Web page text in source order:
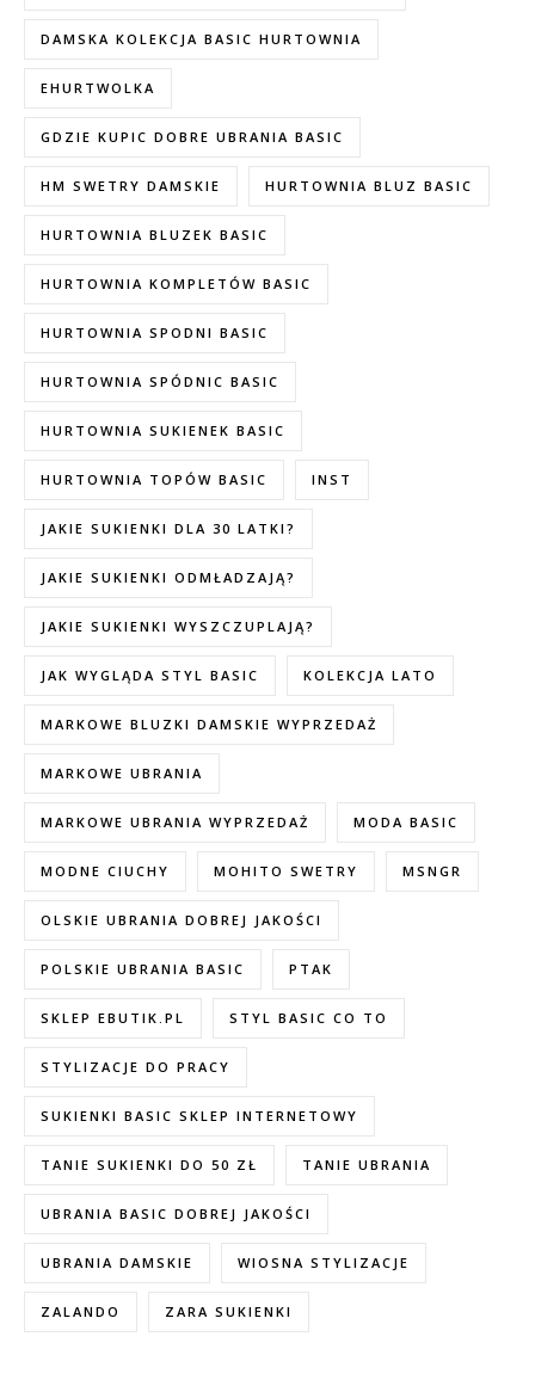
DAMSKA KOLEKCJA BASIC HURTOWNIA
EHURTWOLKA
GDZIE KUPIC DOBRE UBRANIA BASIC
HM SWETRY DAMSKIE HURTOWNIA BLUZ BASIC
HURTOWNIA BLUZEK BASIC
HURTOWNIA KOMPLETÓW BASIC
HURTOWNIA SPODNI BASIC
HURTOWNIA SPÓDNIC BASIC
HURTOWNIA SUKIENEK BASIC
HURTOWNIA TOPÓW BASIC INST
JAKIE SUKIENKI DLA 30 LATKI?
JAKIE SUKIENKI ODMŁADZAJĄ?
JAKIE SUKIENKI WYSZCZUPLAJĄ?
JAK WYGLĄDA STYL BASIC KOLEKCJA LATO
MARKOWE BLUZKI DAMSKIE WYPRZEDAŻ
MARKOWE UBRANIA
MARKOWE UBRANIA WYPRZEDAŻ MODA BASIC
MODNE CIUCHY MOHITO SWETRY MSNGR
OLSKIE UBRANIA DOBREJ JAKOŚCI
POLSKIE UBRANIA BASIC PTAK
SKLEP EBUTIK.PL STYL BASIC CO TO
STYLIZACJE DO PRACY
SUKIENKI BASIC SKLEP INTERNETOWY
TANIE SUKIENKI DO 50 ZŁ TANIE UBRANIA
UBRANIA BASIC DOBREJ JAKOŚCI
UBRANIA DAMSKIE WIOSNA STYLIZACJE
ZALANDO ZARA SUKIENKI